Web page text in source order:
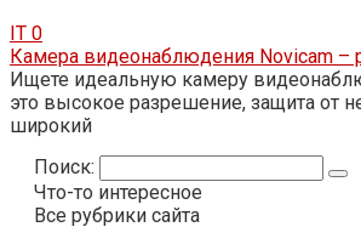
IT 0
Камера видеонаблюдения Novicam –
Ищете идеальную камеру
это высокое разрешение, защита от
широкий
Поиск:
Что-то интересное
Все рубрики сайта